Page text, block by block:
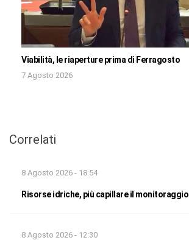
Viabilità, le riaperture prima di Ferragosto
7 Agosto 2026
Correlati
8 Agosto 2026 - 18:54
Risorse idriche, più capillare il monitoraggio
8 Agosto 2026 - 12:30